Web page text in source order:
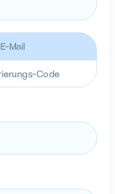
Mail
Code